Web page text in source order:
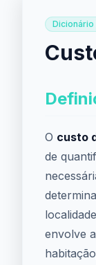
Dicionário
O custo
de
envolve